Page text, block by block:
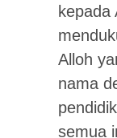
kepada
Alloh
nama
semua